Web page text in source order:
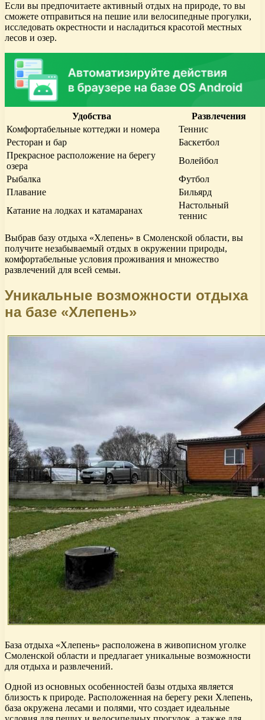
Если вы предпочитаете активный отдых на природе, то вы
сможете отправиться на пешие или велосипедные прогулки,
исследовать окрестности и насладиться красотой местных
лесов и озер.
Удобства
Развлечения
Комфортабельные коттеджи и номера
Теннис
Ресторан и бар
Баскетбол
Прекрасное расположение на берегу
озера
Волейбол
Рыбалка
Футбол
Плавание
Бильярд
Катание на лодках и катамаранах
Настольный
теннис
Выбрав базу отдыха «Хлепень» в Смоленской области, вы
получите незабываемый отдых в окружении природы,
комфортабельные условия проживания и множество
развлечений для всей семьи.
Уникальные возможности отдыха
на базе «Хлепень»
База отдыха «Хлепень» расположена в живописном уголке
Смоленской области и предлагает уникальные возможности
для отдыха и развлечений.
Одной из основных особенностей базы отдыха является
близость к природе. Расположенная на берегу реки Хлепень,
база окружена лесами и полями, что создает идеальные